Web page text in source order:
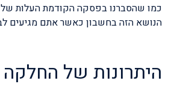
כמו שהסברנו בפסקה הקודמת העלות של
הנושא הזה בחשבון כאשר אתם מגיעים
היתרונות של החלקה